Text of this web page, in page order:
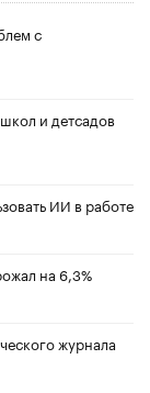
с
и детсадов
ИИ в работе
на 6,3%
журнала